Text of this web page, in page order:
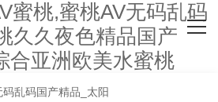
蜜桃,蜜桃AV无码乱码
久久夜色精品国产
合亚洲欧美水蜜桃